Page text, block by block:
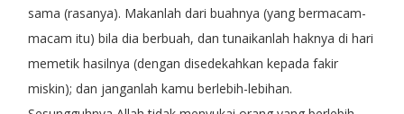
sama (rasanya). Makanlah dari buahnya (yang bermacam-
macam itu) bila dia berbuah, dan tunaikanlah haknya di hari
memetik hasilnya (dengan disedekahkan kepada fakir
miskin); dan janganlah kamu berlebih-lebihan.